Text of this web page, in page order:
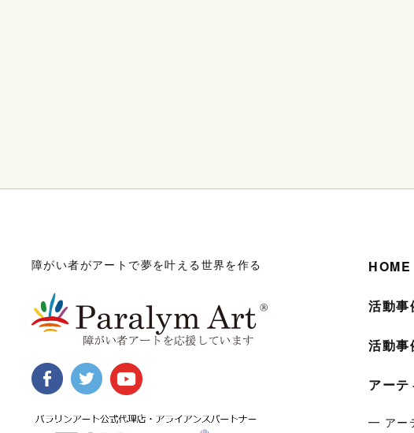
障がい者がアートで夢を叶える世界を作る HOME
活動
活動事
アーテ
━ アー